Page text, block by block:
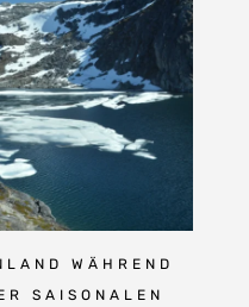
WÄHREND
SAISONALEN